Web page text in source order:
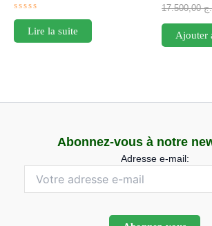
Note
sur
5
Lire la suite
Note
0
sur
17.500,00
Ajouter
Abonnez-vous à notre
Adresse e-mail: